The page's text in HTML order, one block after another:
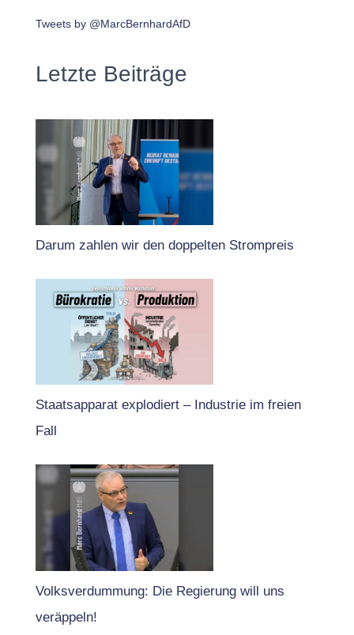
Tweets by @MarcBernhardAfD
Letzte Beiträge
Darum zahlen wir den doppelten Strompreis
Staatsapparat explodiert – Industrie im freien
Fall
Volksverdummung: Die Regierung will uns
veräppeln!